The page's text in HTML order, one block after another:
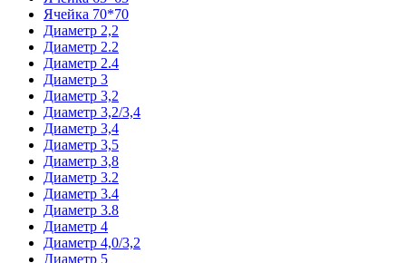
Ячейка 70*70
Диаметр 2,2
Диаметр 2.2
Диаметр 2.4
Диаметр 3
Диаметр 3,2
Диаметр 3,2/3,4
Диаметр 3,4
Диаметр 3,5
Диаметр 3,8
Диаметр 3.2
Диаметр 3.4
Диаметр 3.8
Диаметр 4
Диаметр 4,0/3,2
Диаметр 5